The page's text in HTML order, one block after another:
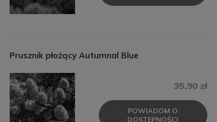
Prusznik płożący Autumnal Blue
35,90 zł
POWIADOM O
DOSTĘPNOŚCI